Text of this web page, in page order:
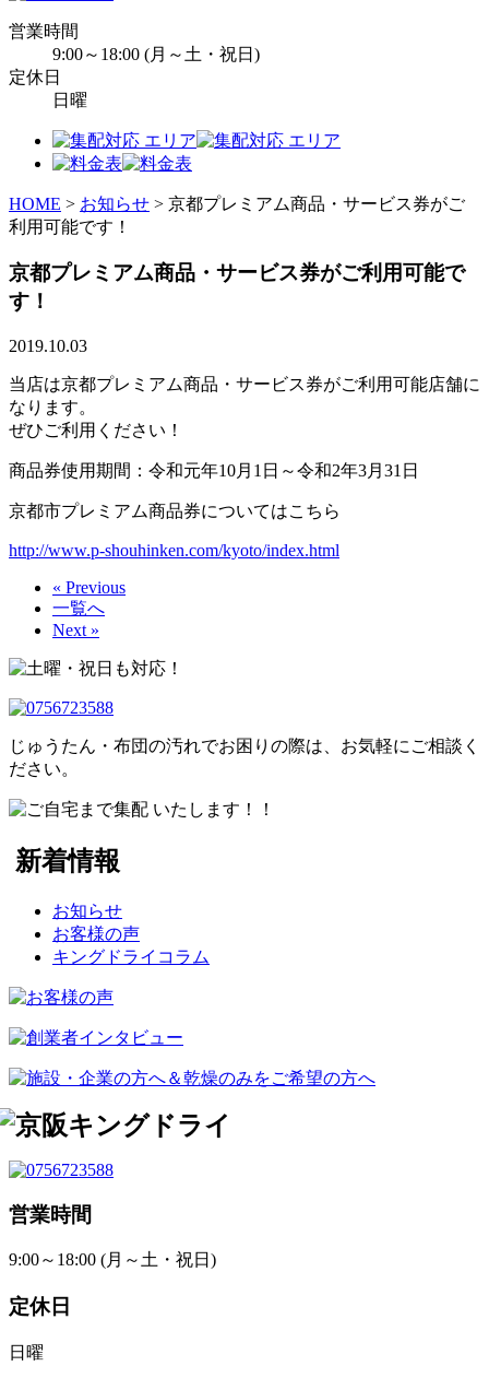
営業時間
9:00～18:00 (月～土・祝日)
定休日
日曜
HOME > お知らせ > 京都プレミアム商品・サービス券がご
利用可能です！
京都プレミアム商品・サービス券がご利用可能で
す！
2019.10.03
当店は京都プレミアム商品・サービス券がご利用可能店舗に
なります。
ぜひご利用ください！
商品券使用期間：令和元年10月1日～令和2年3月31日
京都市プレミアム商品券についてはこちら
http://www.p-shouhinken.com/kyoto/index.html
« Previous
一覧へ
Next »
じゅうたん・布団の汚れでお困りの際は、お気軽にご相談く
ださい。
新着情報
お知らせ
お客様の声
キングドライコラム
営業時間
9:00～18:00 (月～土・祝日)
定休日
日曜